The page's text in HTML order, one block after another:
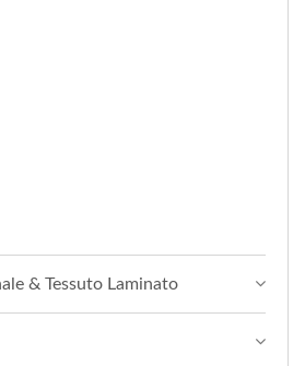
& Tessuto Laminato